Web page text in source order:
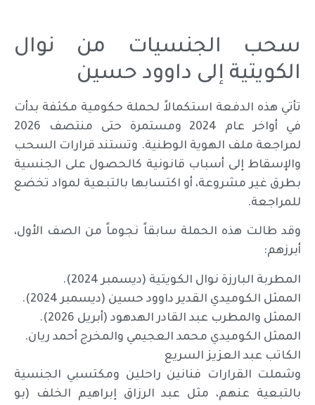
سحب الجنسيات من نوال
الكويتية إلى داوود حسين
تأتي هذه الدفعة استكمالاً لحملة حكومية مكثفة بدأت
في أواخر عام 2024 ومستمرة حتى منتصف 2026
لمراجعة ملف الهوية الوطنية. وتستند قرارات السحب
والإسقاط إلى أسباب قانونية كالحصول على الجنسية
بطرق غير مشروعة، أو اكتسابها بالتبعية لمواد تخضع
للمراجعة.
وقد طالت هذه الحملة سابقاً نجوماً من الصف الأول،
أبرزهم:
المطربة البارزة نوال الكويتية (ديسمبر 2024).
الممثل الكوميدي القدير داوود حسين (ديسمبر 2024).
الممثل والمطرب عبد القادر الهدهود (أبريل 2026).
الممثل الكوميدي محمد العجيمي والمخرج أحمد ريان.
الكاتب عبد العزيز السريع
وشملت القرارات فنانين راحلين ومكتسبي الجنسية
بالتبعية عنهم، مثل عبد الرزاق إبراهيم الخلف (بو